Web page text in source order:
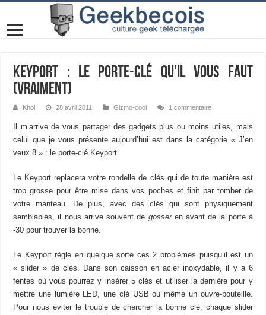
Keyport : le porte-clé qu’il vous faut
(vraiment)
Khoi 28 avril 2011 Gizmo-cool 1 commentaire
Il m’arrive de vous partager des gadgets plus ou moins utiles, mais
celui que je vous présente aujourd’hui est dans la catégorie « J’en
veux 8 » : le porte-clé Keyport.
Le Keyport replacera votre rondelle de clés qui de toute manière est
trop grosse pour être mise dans vos poches et finit par tomber de
votre manteau. De plus, avec des clés qui sont physiquement
semblables, il nous arrive souvent de gosseren avant de la porte à
-30 pour trouver la bonne.
Le Keyport règle en quelque sorte ces 2 problèmes puisqu’il est un
« slider » de clés. Dans son caisson en acier inoxydable, il y a 6
fentes où vous pourrez y insérer 5 clés et utiliser la dernière pour y
mettre une lumière LED, une clé USB ou même un ouvre-bouteille.
Pour nous éviter le trouble de chercher la bonne clé, chaque slider